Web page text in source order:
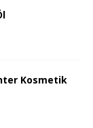
Kosmetik